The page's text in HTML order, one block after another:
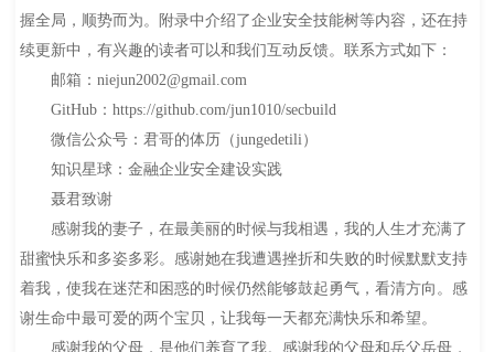
握全局，顺势而为。附录中介绍了企业安全技能树等内容，还在持
续更新中，有兴趣的读者可以和我们互动反馈。联系方式如下：
邮箱：niejun2002@gmail.com
GitHub：https://github.com/jun1010/secbuild
微信公众号：君哥的体历（jungedetili）
知识星球：金融企业安全建设实践
聂君致谢
感谢我的妻子，在最美丽的时候与我相遇，我的人生才充满了
甜蜜快乐和多姿多彩。感谢她在我遭遇挫折和失败的时候默默支持
着我，使我在迷茫和困惑的时候仍然能够鼓起勇气，看清方向。感
谢生命中最可爱的两个宝贝，让我每一天都充满快乐和希望。
感谢我的父母，是他们养育了我。感谢我的父母和岳父岳母，